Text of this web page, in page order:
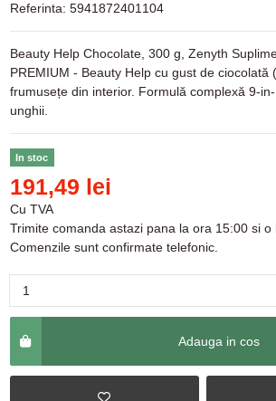
Referinta: 5941872401104
Beauty Help Chocolate, 300 g, Zenyth
PREMIUM - Beauty Help cu gust de ciocolată
frumusețe din interior. Formulă complexă 9-
unghii.
In stoc
191,49 lei
Cu TVA
Trimite comanda astazi pana la ora 15:00 si o
Comenzile sunt confirmate telefonic.
Adauga in cos